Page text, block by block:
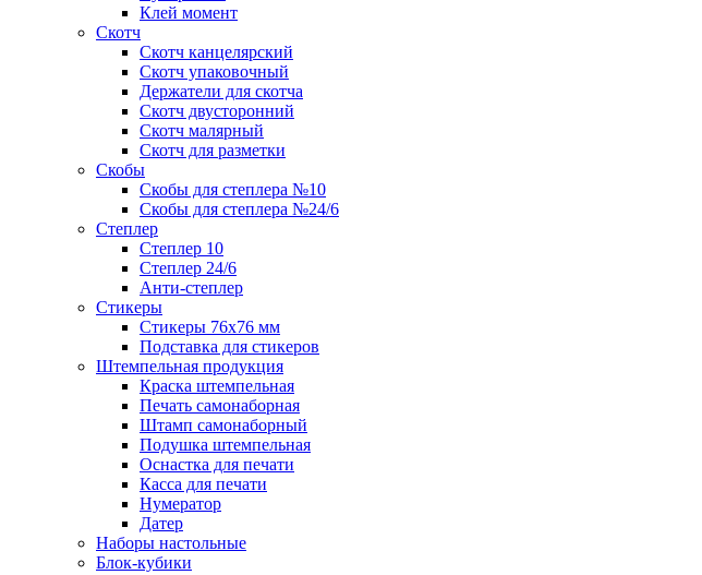
Клей момент
Скотч
Скотч канцелярский
Скотч упаковочный
Держатели для скотча
Скотч двусторонний
Скотч малярный
Скотч для разметки
Скобы
Скобы для степлера №10
Скобы для степлера №24/6
Степлер
Степлер 10
Степлер 24/6
Анти-степлер
Стикеры
Стикеры 76x76 мм
Подставка для стикеров
Штемпельная продукция
Краска штемпельная
Печать самонаборная
Штамп самонаборный
Подушка штемпельная
Оснастка для печати
Касса для печати
Нумератор
Датер
Наборы настольные
Блок-кубики